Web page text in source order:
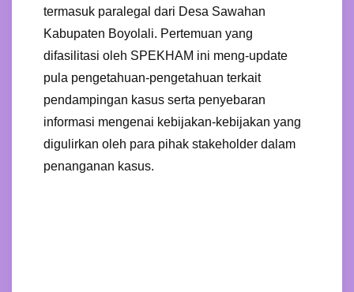
termasuk paralegal dari Desa Sawahan
Kabupaten Boyolali. Pertemuan yang
difasilitasi oleh SPEKHAM ini meng-update
pula pengetahuan-pengetahuan terkait
pendampingan kasus serta penyebaran
informasi mengenai kebijakan-kebijakan yang
digulirkan oleh para pihak stakeholder dalam
penanganan kasus.